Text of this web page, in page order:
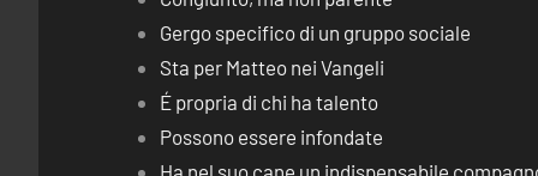
Gergo specifico di un gruppo sociale
Sta per Matteo nei Vangeli
É propria di chi ha talento
Possono essere infondate
Ha nel suo cane un indispensabile